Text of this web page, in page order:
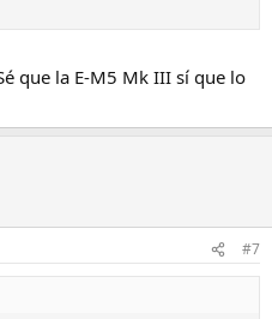
que la E-M5 Mk III sí que lo
#7